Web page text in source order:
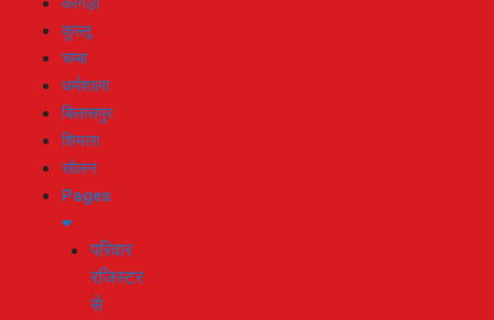
कुल्लू
चम्बा
धर्मशाला
बिलासपुर
शिमला
सोलन
Pages
परिवार
रजिस्टर
से